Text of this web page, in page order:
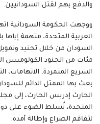
والدفع بهم لقتل السودانيين.
ووجهت الحكومة السودانية
العربية المتحدة، متهمة
السودان من خلال تجنيد
مئات من الجنود الكولومبيين
السريع المتمردة.
بعث بها الممثل الدائم
الحارث إدريس الحارث، إلى
المتحدة، تُسلط الضوء على
لتفاقم الصراع وإطالة أمده.